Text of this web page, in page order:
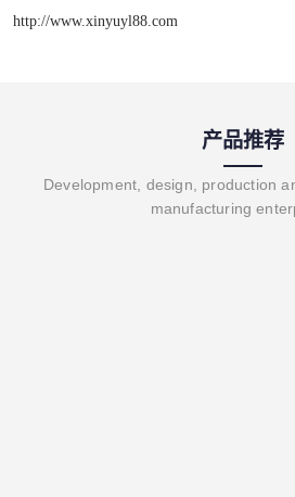
http://www.xinyuyl88.com
产品推荐
Development, design, production
manufacturing